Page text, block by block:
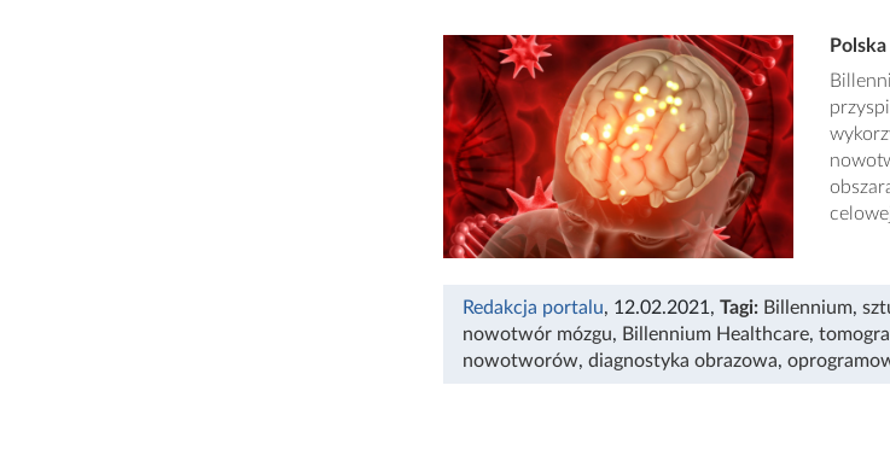
Redakcja portalu, 12.02.2021 , Tagi: Billennium,
nowotwór mózgu, Billennium Healthcare,
nowotworów, diagnostyka obrazowa,